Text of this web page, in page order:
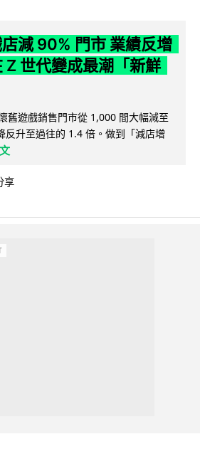
減 90% 門市 業績反增
Z 世代變成最潮「新鮮
舊遊戲銷售門市從 1,000 間大幅減至
反升至過往的 1.4 倍。做到「減店增
享